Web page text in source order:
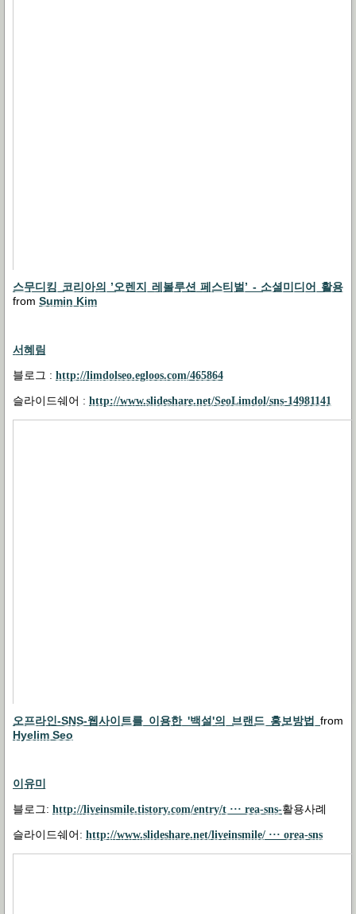
스무디킹 코리아의 ’오렌지 레볼루션 페스티벌’ - 소셜미디어 활용
from Sumin Kim
서혜림
블로그 : http://limdolseo.egloos.com/465864
슬라이드쉐어 : http://www.slideshare.net/SeoLimdol/sns-14981141
오프라인-SNS-웹사이트를 이용한 '백설'의 브랜드 홍보방법 from
Hyelim Seo
이유미
블로그: http://liveinsmile.tistory.com/entry/t ··· rea-sns-활용사례
슬라이드쉐어: http://www.slideshare.net/liveinsmile/ ··· orea-sns